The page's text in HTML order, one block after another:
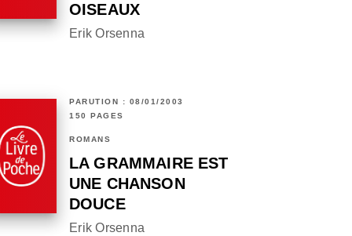
OISEAUX
Erik Orsenna
PARUTION : 08/01/2003
150 PAGES
ROMANS
LA GRAMMAIRE EST
UNE CHANSON
DOUCE
Erik Orsenna